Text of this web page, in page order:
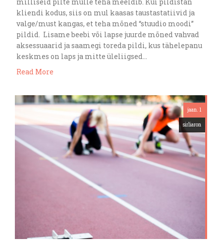
kliendi kodus, siis on mul kaasas taustastatiivid ja
valge/must kangas, et teha mõned “stuudio moodi”
pildid. Lisame beebi või lapse juurde mõned vahvad
aksessuaarid ja saamegi toreda pildi, kus tähelepanu
keskmes on laps ja mitte üleliigsed…
Read More
jaan. 1
sirliaron